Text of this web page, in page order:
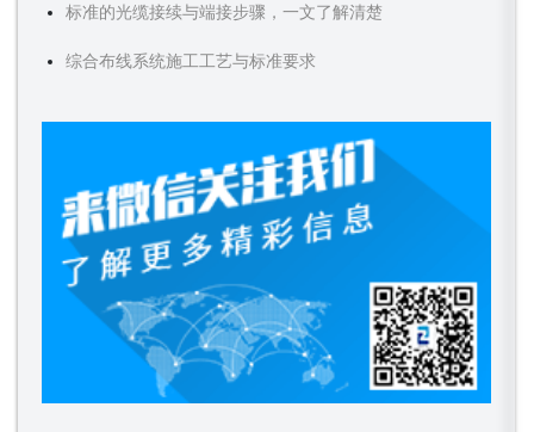
标准的光缆接续与端接步骤，一文了解清楚
综合布线系统施工工艺与标准要求